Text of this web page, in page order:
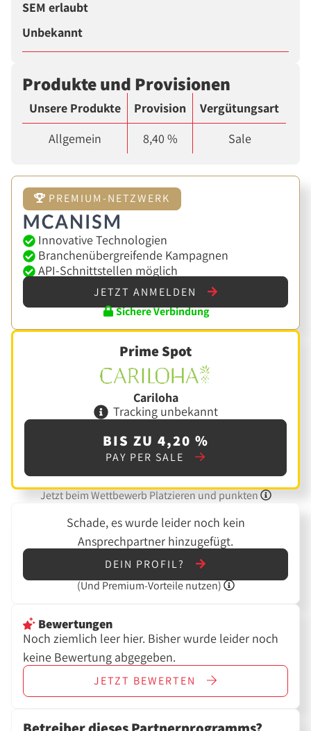
SEM erlaubt
Unbekannt
Produkte und Provisionen
Unsere Produkte Provision
Vergütungsart
Allgemein
8,40 % Sale
PREMIUM-NETZWERK
Innovative Technologien
Branchenübergreifende Kampagnen
API-Schnittstellen möglich
JETZT ANMELDEN
Sichere Verbindung
Prime Spot
Cariloha
Tracking unbekannt
BIS ZU 4,20 %
PAY PER SALE
Jetzt beim Wettbewerb Platzieren und punkten
Schade, es wurde leider noch kein
Ansprechpartner hinzugefügt.
DEIN PROFIL?
(UndPremium-Vorteile nutzen)
Bewertungen
Noch ziemlich leer hier. Bisher wurde leider noch
keine Bewertung abgegeben.
JETZT BEWERTEN